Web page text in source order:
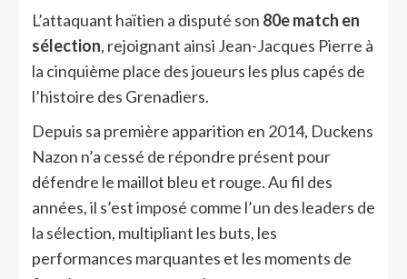
L’attaquant haïtien a disputé son 80e match en
sélection, rejoignant ainsi Jean-Jacques Pierre à
la cinquième place des joueurs les plus capés de
l’histoire des Grenadiers.
Depuis sa première apparition en 2014, Duckens
Nazon n’a cessé de répondre présent pour
défendre le maillot bleu et rouge. Au fil des
années, il s’est imposé comme l’un des leaders de
la sélection, multipliant les buts, les
performances marquantes et les moments de